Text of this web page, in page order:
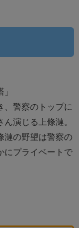
、警察のトップに
演じる上條漣。
漣の野望は警察の
にプライベートで